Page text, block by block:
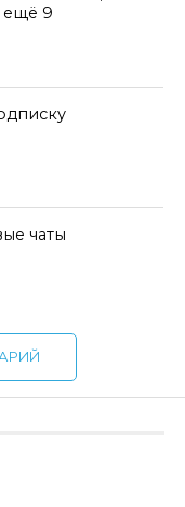
ещё 9
чаты